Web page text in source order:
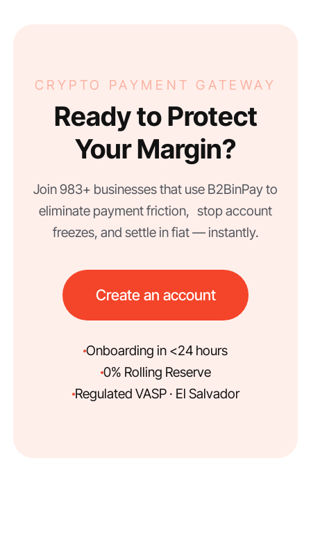
CRYPTO PAYMENT GATEWAY
Ready to Protect
Your Margin?
Join 983+ businesses that use B2BinPay to
eliminate payment friction, stop account
freezes, and settle in fiat — instantly.
Create an account
Onboarding in <24 hours
0% Rolling Reserve
Regulated VASP · El Salvador